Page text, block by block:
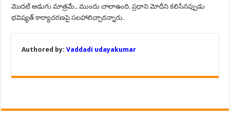
మొదటి అడుగు మాత్రమే.. ముందు చాలాఉంది. ప్రధాని మోదీని కలిసినప్పుడు
భవిష్యత్ కార్యాచరణపై సలహాలిచ్చారన్నారు.
Authored by:Vaddadi udayakumar